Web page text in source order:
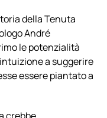
della Tenuta
André
le potenzialità
a suggerire
essere piantato a